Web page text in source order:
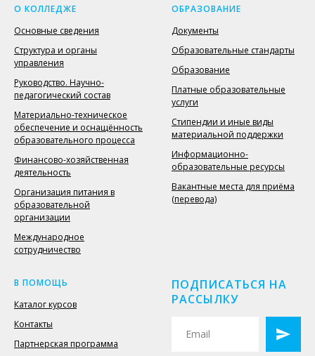
О КОЛЛЕДЖЕ
Основные сведения
Структура и органы
управления
Руководство. Научно-
педагогический состав
Материально-техническое
обеспечение и оснащённость
образовательного процесса
Финансово-хозяйственная
деятельность
Организация питания в
образовательной
организации
Международное
сотрудничество
ОБРАЗОВАНИЕ
Документы
Образовательные стандарты
Образование
Платные образовательные
услуги
Стипендии и иные виды
материальной поддержки
Информационно-
образовательные ресурсы
Вакантные места для приёма
(перевода)
В ПОМОЩЬ
Каталог курсов
Контакты
Партнерская программа
ПОДПИСАТЬСЯ НА
РАССЫЛКУ